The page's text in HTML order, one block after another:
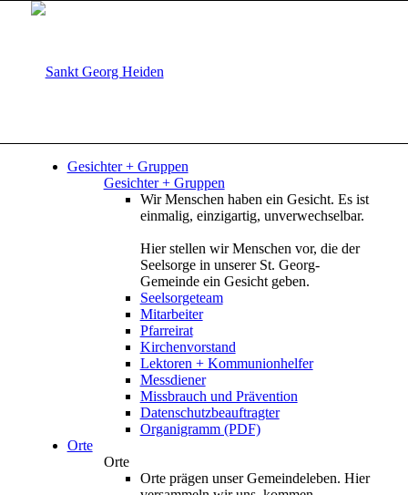
Gesichter + Gruppen
Gesichter + Gruppen
Wir Menschen haben ein Gesicht. Es ist
einmalig, einzigartig, unverwechselbar.
Hier stellen wir Menschen vor, die der
Seelsorge in unserer St. Georg-
Gemeinde ein Gesicht geben.
Seelsorgeteam
Mitarbeiter
Pfarreirat
Kirchenvorstand
Lektoren + Kommunionhelfer
Messdiener
Missbrauch und Prävention
Datenschutzbeauftragter
Organigramm (PDF)
Orte
Orte
Orte prägen unser Gemeindeleben. Hier